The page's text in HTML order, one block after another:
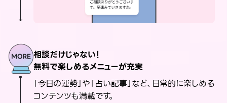
相談だけじゃない！
無料で楽しめるメニューが充実
「今日の運勢」や「占い記事」など、日常的に楽しめる
コンテンツも満載です。